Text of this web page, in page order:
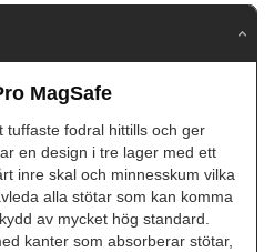
MagSafe
tuffaste fodral hittills och ger
en design i tre lager med ett
inre skal och minnesskum vilka
alla stötar som kan komma
av mycket hög standard.
kanter som absorberar stötar,